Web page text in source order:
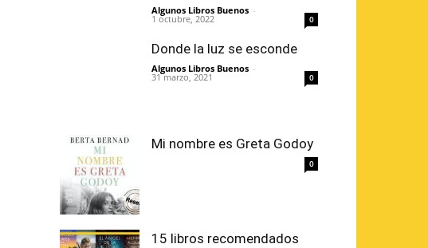
Algunos Libros Buenos -
1 octubre, 2022 0
Donde la luz se esconde
Algunos Libros Buenos -
31 marzo, 2021 0
Mi nombre es Greta Godoy
0
15 libros recomendados